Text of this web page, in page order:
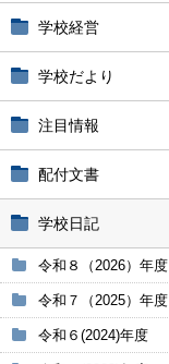
学校経営
学校だより
注目情報
配付文書
学校日記
令和８（2026）年度
令和７（2025）年度
令和６(2024)年度